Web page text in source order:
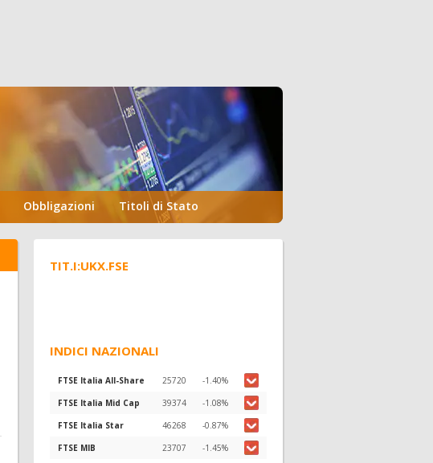
Obbligazioni Titoli di Stato
TIT.I:UKX.FSE
INDICI NAZIONALI
FTSE Italia All-Share 25720
-1.40%
FTSE Italia Mid Cap
39374
-1.08%
FTSE Italia Star
46268
-0.87%
FTSE MIB
23707 -1.45%